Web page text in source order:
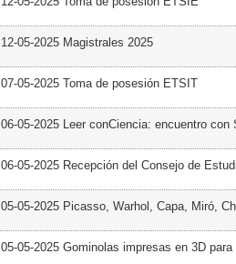
12-05-2025 Magistrales 2025
07-05-2025 Toma de posesión ETSIT
06-05-2025 Leer conCiencia: encuentro con
06-05-2025 Recepción del Consejo de
05-05-2025 Picasso, Warhol, Capa, Miró,
05-05-2025 Gominolas impresas en 3D